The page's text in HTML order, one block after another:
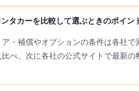
タカーを比較して選ぶときのポイン
・補償やオプションの条件は各社
べ、次に各社の公式サイトで最新